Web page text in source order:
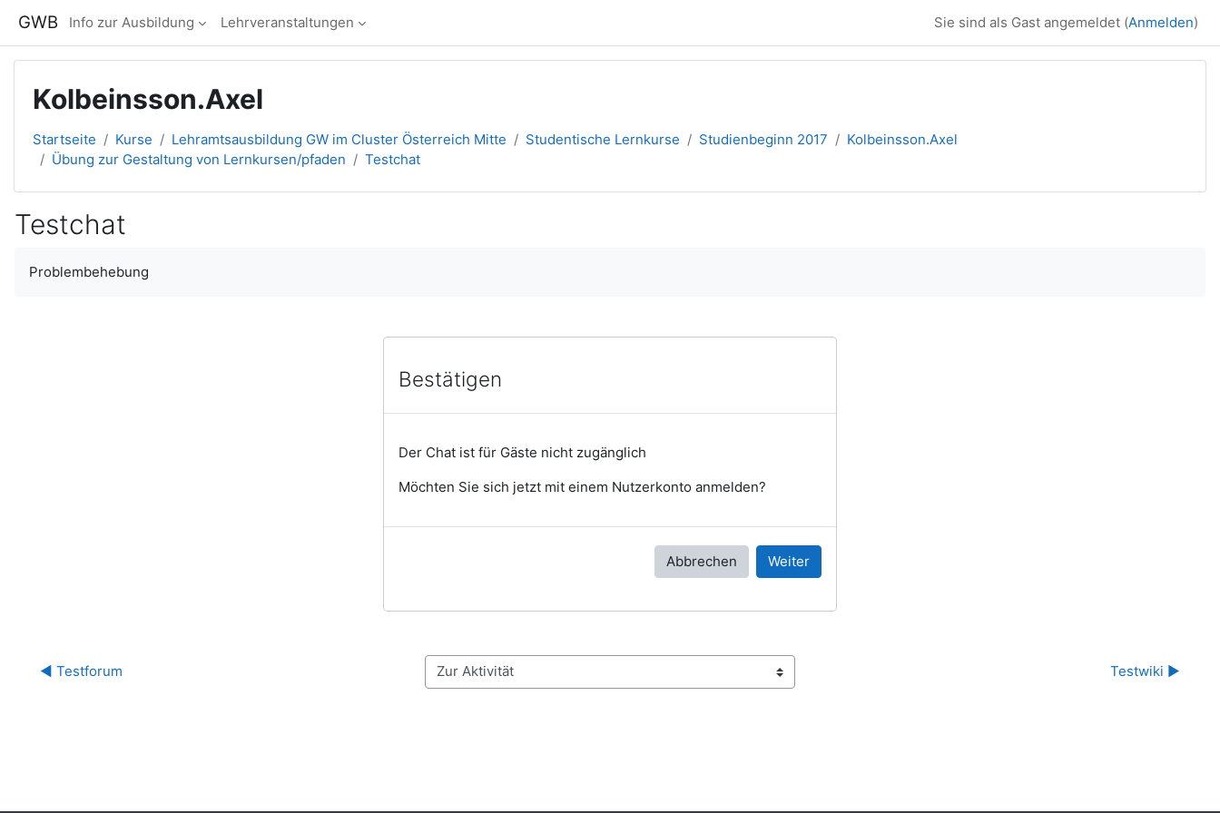
GWB Info zur Ausbildung Lehrveranstaltungen Sie sind als Gast angemeldet (Anmelden)
Kolbeinsson.Axel
Startseite Kurse Lehramtsausbildung GW im Cluster Österreich Mitte Studentische Lernkurse Studienbeginn 2017
Kolbeinsson.Axel
Übung zur Gestaltung von Lernkursen/pfaden
Testchat
Testchat
Problembehebung
Bestätigen
Der Chat ist für Gäste nicht zugänglich
Möchten Sie sich jetzt mit einem Nutzerkonto anmelden?
Abbrechen Weiter
◀︎ Testforum Zur Aktivität Testwiki ▶︎